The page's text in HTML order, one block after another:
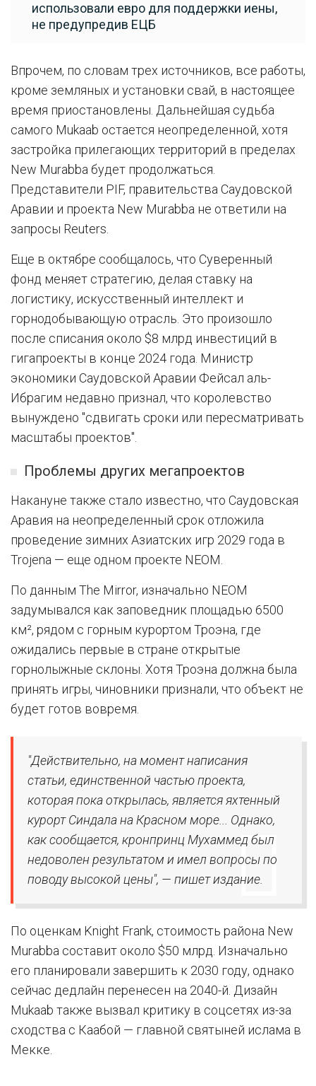
использовали евро для поддержки иены,
не предупредив ЕЦБ
Впрочем, по словам трех источников, все работы,
кроме земляных и установки свай, в настоящее
время приостановлены. Дальнейшая судьба
самого Mukaab остается неопределенной, хотя
застройка прилегающих территорий в пределах
New Murabba будет продолжаться.
Представители PIF, правительства Саудовской
Аравии и проекта New Murabba не ответили на
запросы Reuters.
Еще в октябре сообщалось, что Суверенный
фонд меняет стратегию, делая ставку на
логистику, искусственный интеллект и
горнодобывающую отрасль. Это произошло
после списания около $8 млрд инвестиций в
гигапроекты в конце 2024 года. Министр
экономики Саудовской Аравии Фейсал аль-
Ибрагим недавно признал, что королевство
вынуждено "сдвигать сроки или пересматривать
масштабы проектов".
Проблемы других мегапроектов
Накануне также стало известно, что Саудовская
Аравия на неопределенный срок отложила
проведение зимних Азиатских игр 2029 года в
Trojena — еще одном проекте NEOM.
По данным The Mirror, изначально NEOM
задумывался как заповедник площадью 6500
км², рядом с горным курортом Троэна, где
ожидались первые в стране открытые
горнолыжные склоны. Хотя Троэна должна была
принять игры, чиновники признали, что объект не
будет готов вовремя.
"Действительно, на момент написания
статьи, единственной частью проекта,
которая пока открылась, является яхтенный
курорт Синдала на Красном море... Однако,
как сообщается, кронпринц Мухаммед был
недоволен результатом и имел вопросы по
поводу высокой цены", — пишет издание.
По оценкам Knight Frank, стоимость района New
Murabba составит около $50 млрд. Изначально
его планировали завершить к 2030 году, однако
сейчас дедлайн перенесен на 2040-й. Дизайн
Mukaab также вызвал критику в соцсетях из-за
сходства с Каабой — главной святыней ислама в
Мекке.